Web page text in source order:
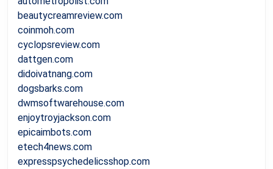
beautycreamreview.com
coinmoh.com
cyclopsreview.com
dattgen.com
didoivatnang.com
dogsbarks.com
dwmsoftwarehouse.com
enjoytroyjackson.com
epicaimbots.com
etech4news.com
expresspsychedelicsshop.com